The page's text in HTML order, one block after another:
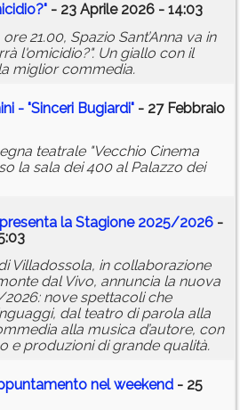
- 23 Aprile 2026 - 14:03
21.00, Spazio Sant’Anna va in
l'omicidio?". Un giallo con il
miglior commedia.
- "Sinceri Bugiardi" - 27 Febbraio
teatrale "Vecchio Cinema
la sala dei 400 al Palazzo dei
presenta la Stagione 2025/2026 -
Villadossola, in collaborazione
dal Vivo, annuncia la nuova
nove spettacoli che
dal teatro di parola alla
alla musica d’autore, con
e produzioni di grande qualità.
nel weekend - 25